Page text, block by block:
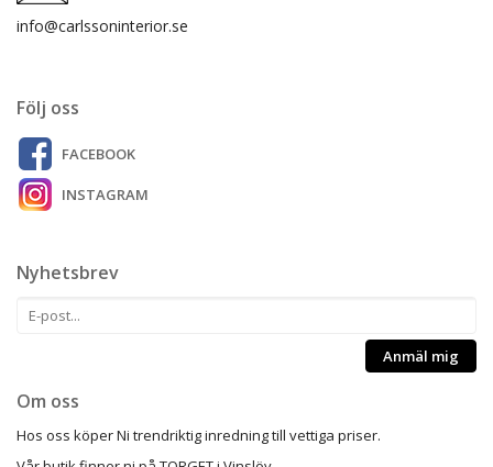
info@carlssoninterior.se
Följ oss
FACEBOOK
INSTAGRAM
Nyhetsbrev
Anmäl mig
Om oss
Hos oss köper Ni trendriktig inredning till vettiga priser.